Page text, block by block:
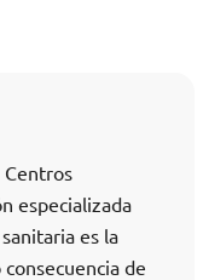
Centros
especializada
es la
de